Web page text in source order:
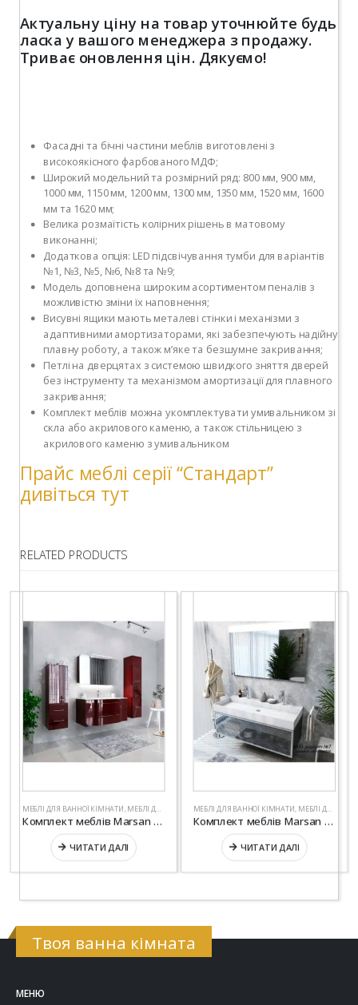
Актуальну ціну на товар уточнюйте будь
ласка у вашого менеджера з продажу.
Триває оновлення цін. Дякуємо!
Фасадні та бічні частини меблів виготовлені з
високоякісного фарбованого МДФ;
Широкий модельний та розмірний ряд: 800 мм, 900 мм,
1000 мм, 1150 мм, 1200 мм, 1300 мм, 1350 мм, 1520 мм, 1600
мм та 1620 мм;
Велика розмаїтість колірних рішень в матовому
виконанні;
Додаткова опція: LED підсвічування тумби для варіантів
№1, №3, №5, №6, №8 та №9;
Модель доповнена широким асортиментом пеналів з
можливістю зміни їх наповнення;
Висувні ящики мають металеві стінки і механізми з
адаптивними амортизаторами, які забезпечують надійну
плавну роботу, а також м’яке та безшумне закривання;
Петлі на дверцятах з системою швидкого зняття дверей
без інструменту та механізмом амортизації для плавного
закривання;
Комплект меблів можна укомплектувати умивальником зі
скла або акрилового каменю, а також стільницею з
акрилового каменю з умивальником
Прайс меблі серії “Стандарт”
дивіться тут
RELATED PRODUCTS
МЕБЛІ ДЛЯ ВАННОЇ КІМНАТИ МЕБЛІ ДЛЯ ВАННОЇ СЕРІЇ "СТАНДАРТ" ,САНТЕХНІКА
Комплект меблів Marsan “ALEXANDRA”
ЧИТАТИ ДАЛІ
МЕБЛІ ДЛЯ ВАННОЇ КІМНАТИ МЕБЛІ ДЛЯ ВАННОЇ СЕРІЇ "СТАНДАРТ"
Комплект меблів Marsan “AXEL”
ЧИТАТИ ДАЛІ
Твоя ванна кімната
МЕНЮ